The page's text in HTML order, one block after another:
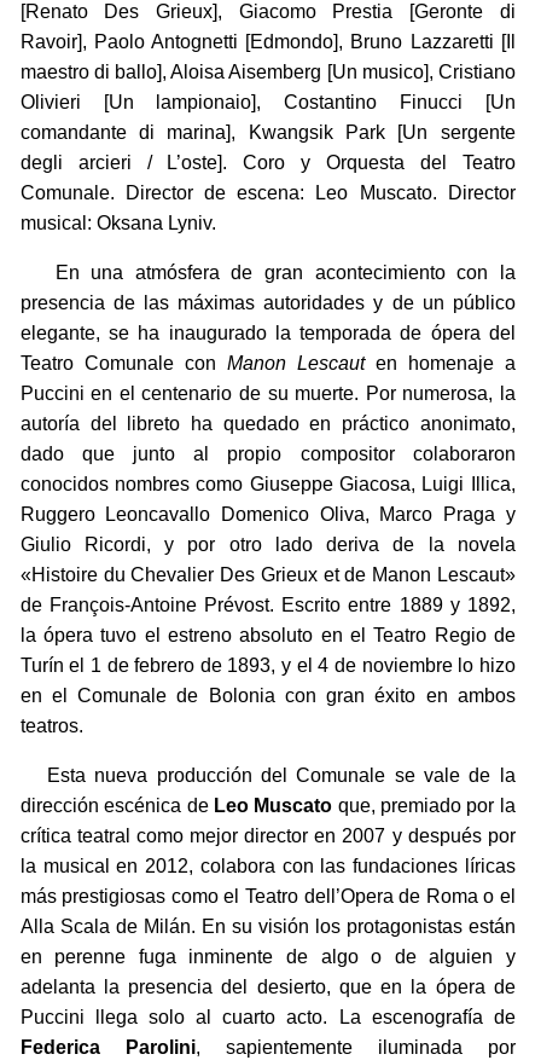
[Renato Des Grieux], Giacomo Prestia [Geronte di
Ravoir], Paolo Antognetti [Edmondo], Bruno Lazzaretti [Il
maestro di ballo], Aloisa Aisemberg [Un musico], Cristiano
Olivieri [Un lampionaio], Costantino Finucci [Un
comandante di marina], Kwangsik Park [Un sergente
degli arcieri / L’oste]. Coro y Orquesta del Teatro
Comunale. Director de escena: Leo Muscato. Director
musical: Oksana Lyniv.
En una atmósfera de gran acontecimiento con la
presencia de las máximas autoridades y de un público
elegante, se ha inaugurado la temporada de ópera del
Teatro Comunale con Manon Lescauten homenaje a
Puccini en el centenario de su muerte. Por numerosa, la
autoría del libreto ha quedado en práctico anonimato,
dado que junto al propio compositor colaboraron
conocidos nombres como Giuseppe Giacosa, Luigi Illica,
Ruggero Leoncavallo Domenico Oliva, Marco Praga y
Giulio Ricordi, y por otro lado deriva de la novela
«Histoire du Chevalier Des Grieux et de Manon Lescaut»
de François-Antoine Prévost. Escrito entre 1889 y 1892,
la ópera tuvo el estreno absoluto en el Teatro Regio de
Turín el 1 de febrero de 1893, y el 4 de noviembre lo hizo
en el Comunale de Bolonia con gran éxito en ambos
teatros.
Esta nueva producción del Comunale se vale de la
dirección escénica de Leo Muscato que, premiado por la
crítica teatral como mejor director en 2007 y después por
la musical en 2012, colabora con las fundaciones líricas
más prestigiosas como el Teatro dell’Opera de Roma o el
Alla Scala de Milán. En su visión los protagonistas están
en perenne fuga inminente de algo o de alguien y
adelanta la presencia del desierto, que en la ópera de
Puccini llega solo al cuarto acto. La escenografía de
Federica Parolini, sapientemente iluminada por